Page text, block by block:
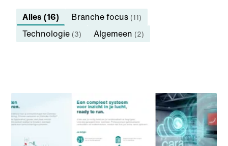
Alles (16) Branche focus (11)
Technologie (3) Algemeen (2)